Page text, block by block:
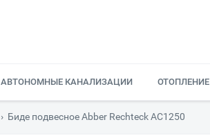
АВТОНОМНЫЕ КАНАЛИЗАЦИИ ОТОПЛЕНИЕ
› Биде подвесное Abber Rechteck AC1250